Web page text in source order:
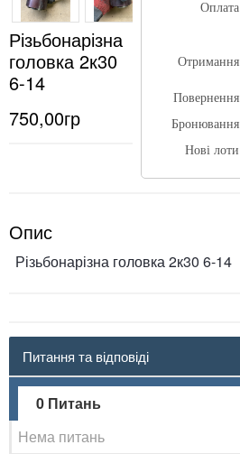
Різьбонарізна
головка 2к30
6-14
750,00гр
Оплата
Отримання
Повернення
Бронювання
Нові лоти
Опис
Різьбонарізна головка 2к30 6-14
Питання та відповіді
0 Питань
Нема питань